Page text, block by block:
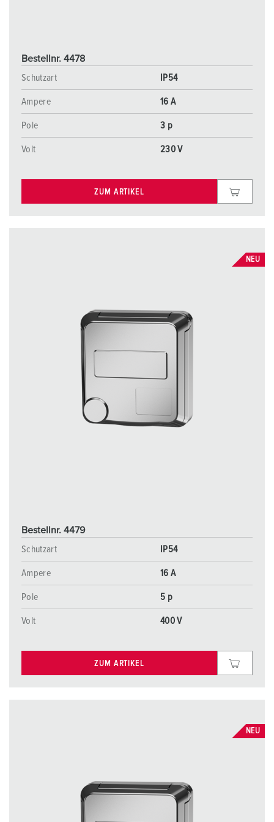
Bestellnr. 4478
Schutzart
IP54
Ampere 16 A
Pole 3 p
Volt 230 V
ZUM ARTIKEL
NEU
Bestellnr. 4479
Schutzart
IP54
Ampere 16 A
Pole 5 p
Volt 400 V
ZUM ARTIKEL
NEU